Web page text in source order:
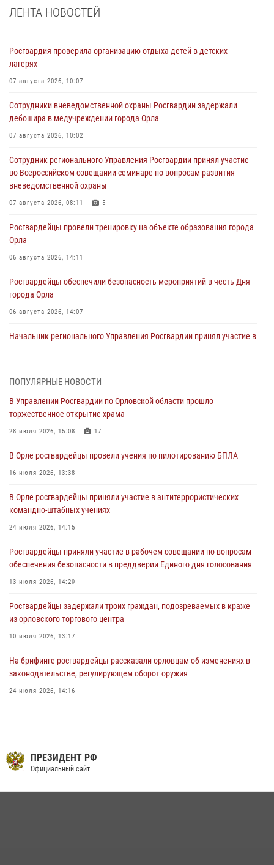
ЛЕНТА НОВОСТЕЙ
Росгвардия проверила организацию отдыха детей в детских
лагерях
07 августа 2026, 10:07
Сотрудники вневедомственной охраны Росгвардии задержали
дебошира в медучреждении города Орла
07 августа 2026, 10:02
Сотрудник регионального Управления Росгвардии принял участие
во Всероссийском совещании-семинаре по вопросам развития
вневедомственной охраны
07 августа 2026, 08:11 5
Росгвардейцы провели тренировку на объекте образования города
Орла
06 августа 2026, 14:11
Росгвардейцы обеспечили безопасность мероприятий в честь Дня
города Орла
06 августа 2026, 14:07
Начальник регионального Управления Росгвардии принял участие в
первое полугодие
05 августа 2026, 13:12
совершении противоправных действий
04 августа 2026, 14:21
В Орле приняли присягу 28 новых росгвардейцев
04 августа 2026, 14:06
предоставлении госуслуг
ПОПУЛЯРНЫЕ НОВОСТИ
В Управлении Росгвардии по Орловской области прошло
торжественное открытие храма
28 июля 2026, 15:08 17
В Орле росгвардейцы провели учения по пилотированию БПЛА
16 июля 2026, 13:38
В Орле росгвардейцы приняли участие в антитеррористических
командно-штабных учениях
24 июля 2026, 14:15
Росгвардейцы приняли участие в рабочем совещании по вопросам
обеспечения безопасности в преддверии Единого дня голосования
13 июля 2026, 14:29
Росгвардейцы задержали троих граждан, подозреваемых в краже
из орловского торгового центра
10 июля 2026, 13:17
На брифинге росгвардейцы рассказали орловцам об изменениях в
законодательстве, регулирующем оборот оружия
24 июля 2026, 14:16
30 июля 2026, 14:27
В Орле росгвардейцы за неделю проверили два детских лагеря
16 июля 2026, 13:34
ПРЕЗИДЕНТ РФ
Официальный сайт